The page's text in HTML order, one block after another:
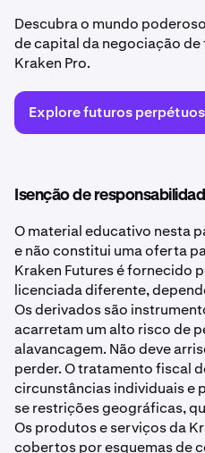
Descubra o mundo
de capital da negociação
Kraken Pro.
Explore futuros perpétuos
Isenção de
O material educativo nesta
e não constitui uma oferta
Kraken Futures é fornecido
licenciada diferente,
Os derivados são
acarretam um alto risco de
alavancagem. Não deve
perder. O tratamento fiscal
circunstâncias individuais e
se restrições geográficas,
Os produtos e serviços da
cobertos por esquemas de